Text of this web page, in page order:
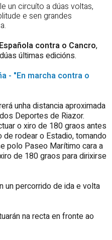
un circuíto a dúas voltas,
e sen grandes
contra o Cancro,
últimas edicións.
- "En marcha contra o
unha distancia aproximada
Deportes de Riazor.
o xiro de 180 graos antes
rodear o Estadio, tomando
polo Paseo Marítimo cara a
de 180 graos para dirixirse
un percorrido de ida e volta
na recta en fronte ao